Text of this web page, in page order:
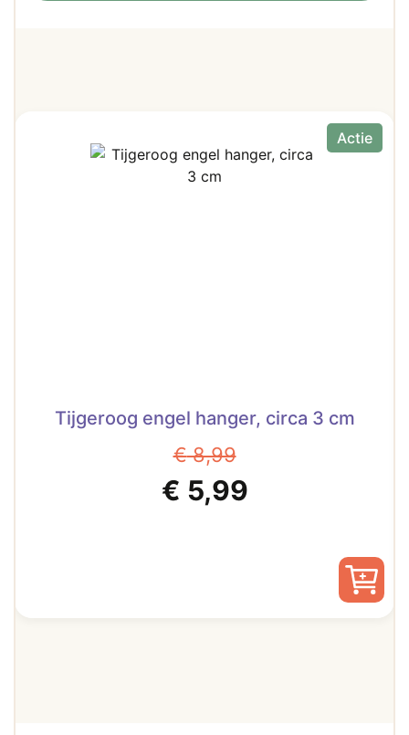
Actie
Tijgeroog engel hanger, circa 3 cm
€8,99
Oorspronkelijke
€ 5,99Huidige